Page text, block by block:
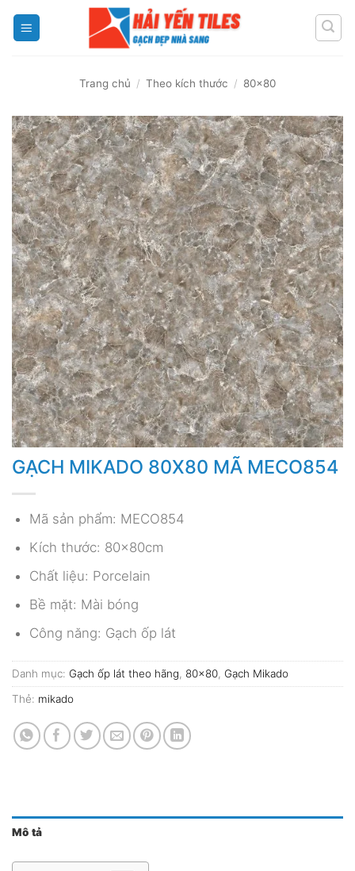
Trang chủ / Theo kích thước / 80x80
GẠCH MIKADO 80X80 MÃ MECO854
Mã sản phẩm: MECO854
Kích thước: 80x80cm
Chất liệu: Porcelain
Bề mặt: Mài bóng
Công năng: Gạch ốp lát
Danh mục: Gạch ốp lát theo hãng 80x80 Gạch Mikado
Thẻ: mikado
Mô tả